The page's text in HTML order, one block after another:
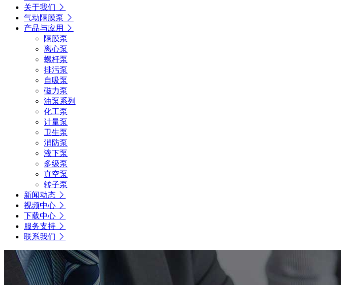
关于我们
气动隔膜泵
产品与应用
隔膜泵
离心泵
螺杆泵
排污泵
自吸泵
磁力泵
油泵系列
化工泵
计量泵
卫生泵
消防泵
液下泵
多级泵
真空泵
转子泵
新闻动态
视频中心
下载中心
服务支持
联系我们